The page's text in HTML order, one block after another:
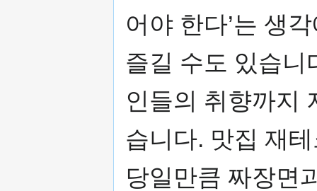
어야 한다’는 생
즐길 수도 있습니
인들의 취향까지
습니다. 맛집 재
당일만큼 짜장면